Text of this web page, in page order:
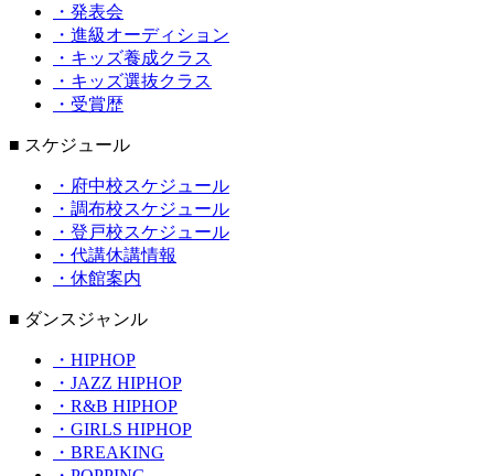
・発表会
・進級オーディション
・キッズ養成クラス
・キッズ選抜クラス
・受賞歴
■ スケジュール
・府中校スケジュール
・調布校スケジュール
・登戸校スケジュール
・代講休講情報
・休館案内
■ ダンスジャンル
・HIPHOP
・JAZZ HIPHOP
・R&B HIPHOP
・GIRLS HIPHOP
・BREAKING